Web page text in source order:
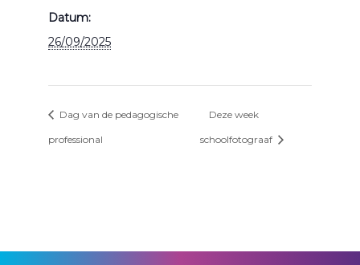
Datum:
26/09/2025
Dag van de pedagogische
professional
Deze week
schoolfotograaf